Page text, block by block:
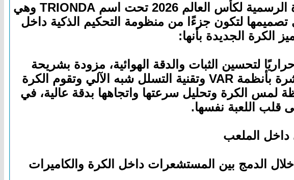
أعلنت شركة Adidas، الشريك الرسمي لـ FIFA، عن الجيل الجديد من الكرة الرسمية لكأس العالم 2026 تحت اسم TRIONDA وهي
لتكون جزءًا من منظومة التحكيم الذكية داخل
الكرة الجديدة بأنها:
التصميم التقليدي ذي 32 لوحة وملتحمة حراريًا لتحسين الثبات والدقة الهوائية، مزودة بشريحة
إلكترونية دقيقة، تحتوي على مستشعرات ذكية لتحليل الحركة ومرتبطة مباشرة بأنظمة VAR وتقنية التسلل شبه الآلي وتقوم الكرة
مما يسمح بتحديد لحظة لمس الكرة وتحليل سرعتها واتجاهها بدقة عالية، في
قلب اللعبة نفسها.
داخل الملعب
الدمج بين المستشعرات داخل الكرة والكاميرات